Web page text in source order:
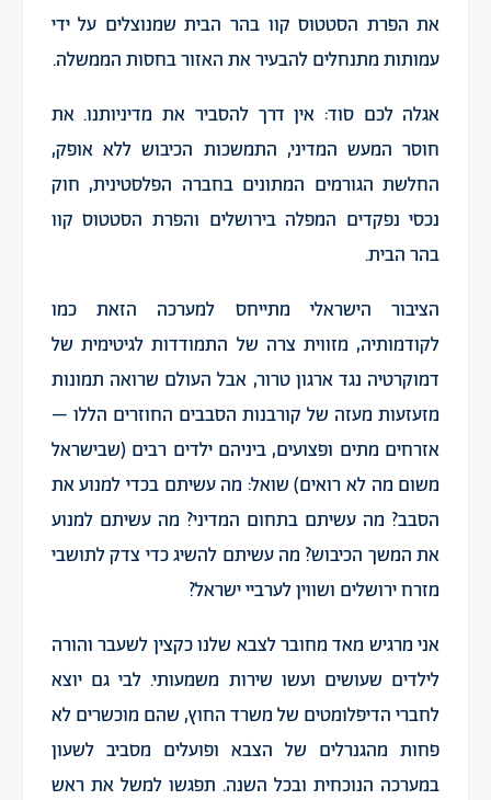
את הפרת הסטטוס קוו בהר הבית שמנוצלים על ידי
עמותות מתנחלים להבעיר את האזור בחסות הממשלה.
אגלה לכם סוד: אין דרך להסביר את מדיניותנו. את
חוסר המעש המדיני, התמשכות הכיבוש ללא אופק,
החלשת הגורמים המתונים בחברה הפלסטינית, חוק
נכסי נפקדים המפלה בירושלים והפרת הסטטוס קוו
בהר הבית.
הציבור הישראלי מתייחס למערכה הזאת כמו
לקודמותיה, מזווית צרה של התמודדות לגיטימית של
דמוקרטיה נגד ארגון טרור, אבל העולם שרואה תמונות
מזעזעות מעזה של קורבנות הסבבים החוזרים הללו –
אזרחים מתים ופצועים, ביניהם ילדים רבים (שבישראל
משום מה לא רואים) שואל: מה עשיתם בכדי למנוע את
הסבב? מה עשיתם בתחום המדיני? מה עשיתם למנוע
את המשך הכיבוש? מה עשיתם להשיג כדי צדק לתושבי
מזרח ירושלים ושווין לערביי ישראל?
אני מרגיש מאד מחובר לצבא שלנו כקצין לשעבר והורה
לילדים שעושים ועשו שירות משמעותי. לבי גם יוצא
לחברי הדיפלומטים של משרד החוץ, שהם מוכשרים לא
פחות מהגנרלים של הצבא ופועלים מסביב לשעון
במערכה הנוכחית ובכל השנה. תפגשו למשל את ראש